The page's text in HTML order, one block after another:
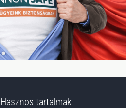
Hasznos tartalmak